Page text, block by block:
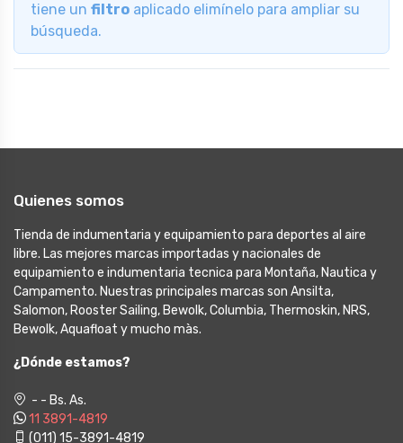
tiene un filtro aplicado elimínelo para ampliar su
búsqueda.
Quienes somos
Tienda de indumentaria y equipamiento para deportes al aire
libre. Las mejores marcas importadas y nacionales de
equipamiento e indumentaria tecnica para Montaña, Nautica y
Campamento. Nuestras principales marcas son Ansilta,
Salomon, Rooster Sailing, Bewolk, Columbia, Thermoskin, NRS,
Bewolk, Aquafloat y mucho màs.
¿Dónde estamos?
- - Bs. As.
11 3891-4819
(011) 15-3891-4819